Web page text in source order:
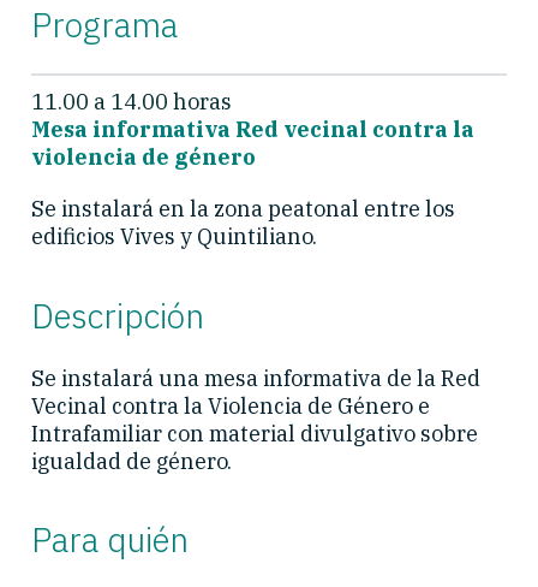
Programa
11.00 a 14.00 horas
Mesa informativa Red vecinal contra la
violencia de género
Se instalará en la zona peatonal entre los
edificios Vives y Quintiliano.
Descripción
Se instalará una mesa informativa de la Red
Vecinal contra la Violencia de Género e
Intrafamiliar con material divulgativo sobre
igualdad de género.
Para quién